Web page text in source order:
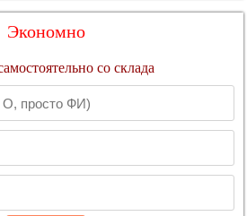
Экономно
со склада